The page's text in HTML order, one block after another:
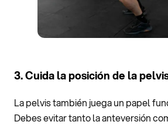
3. Cuida la posición de la
La pelvis también juega un papel
Debes evitar tanto la anteversión